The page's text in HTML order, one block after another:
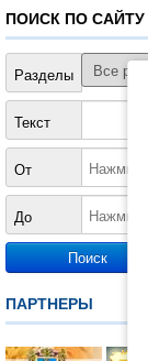
ПОИСК ПО САЙТУ
Разделы
Текст
От
До
ПАРТНЕРЫ